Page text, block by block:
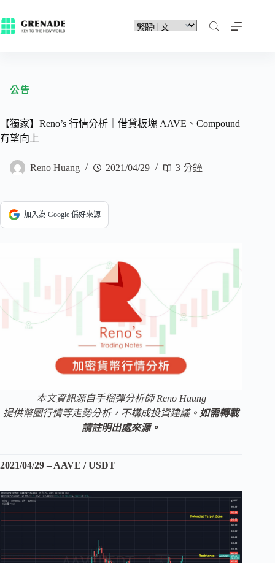
公告
【獨家】Reno’s 行情分析｜借貸板塊 AAVE、Compound
有望向上
Reno Huang 2021/04/29 3 分鐘
加入為 Google 偏好來源
本文資訊源自手榴彈分析師 Reno Haung
提供幣圈行情等走勢分析，不構成投資建議。 如需轉載
請註明出處來源。
2021/04/29 – AAVE / USDT